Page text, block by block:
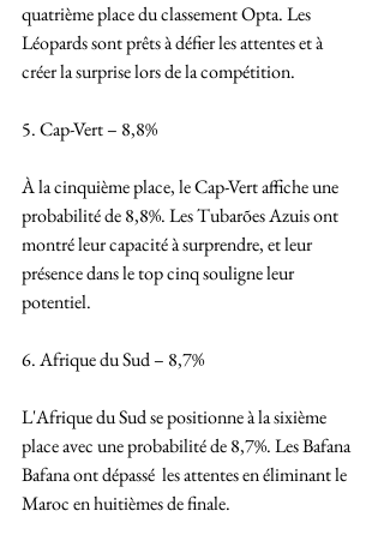
quatrième place du classement Opta. Les
Léopards sont prêts à défier les attentes et à
créer la surprise lors de la compétition.
5. Cap-Vert – 8,8%
À la cinquième place, le Cap-Vert affiche une
probabilité de 8,8%. Les Tubarões Azuis ont
montré leur capacité à surprendre, et leur
présence dans le top cinq souligne leur
potentiel.
6. Afrique du Sud – 8,7%
L'Afrique du Sud se positionne à la sixième
place avec une probabilité de 8,7%. Les Bafana
Bafana ont dépassé  les attentes en éliminant le
Maroc en huitièmes de finale.